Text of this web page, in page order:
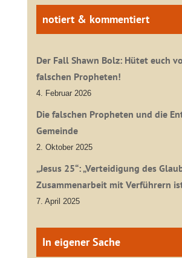
notiert & kommentiert
Der Fall Shawn Bolz: Hütet euch
falschen Propheten!
4. Februar 2026
Die falschen Propheten und die
Gemeinde
2. Oktober 2025
„Jesus 25“: „Verteidigung des
Zusammenarbeit mit Verführern
7. April 2025
In eigener Sache